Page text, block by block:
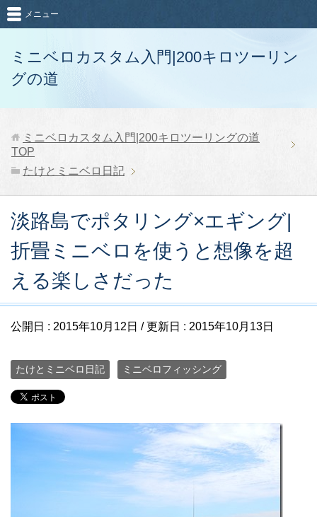
ミニベロカスタム入門|200キロツーリン
グの道
メニュー
ミニベロカスタム入門|200キロツーリングの道
TOP
たけとミニベロ日記
淡路島でポタリング×エギング|
折畳ミニベロを使うと想像を超
える楽しさだった
公開日 : 2015年10月12日 / 更新日 : 2015年10月13日
たけとミニベロ日記 ミニベロフィッシング